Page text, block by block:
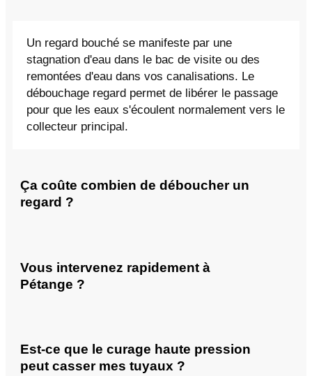
Un regard bouché se manifeste par une
stagnation d'eau dans le bac de visite ou des
remontées d'eau dans vos canalisations. Le
débouchage regard permet de libérer le passage
pour que les eaux s'écoulent normalement vers le
collecteur principal.
Ça coûte combien de déboucher un
regard ?
Vous intervenez rapidement à
Pétange ?
Est-ce que le curage haute pression
peut casser mes tuyaux ?